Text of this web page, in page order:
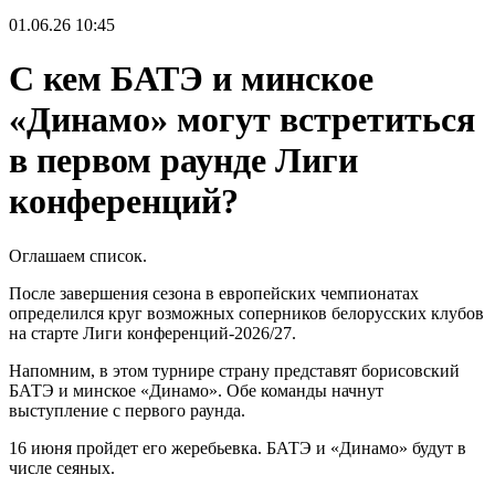
01.06.26 10:45
С кем БАТЭ и минское
«Динамо» могут встретиться
в первом раунде Лиги
конференций?
Оглашаем список.
После завершения сезона в европейских чемпионатах
определился круг возможных соперников белорусских клубов
на старте Лиги конференций-2026/27.
Напомним, в этом турнире страну представят борисовский
БАТЭ и минское «Динамо». Обе команды начнут
выступление с первого раунда.
16 июня пройдет его жеребьевка. БАТЭ и «Динамо» будут в
числе сеяных.